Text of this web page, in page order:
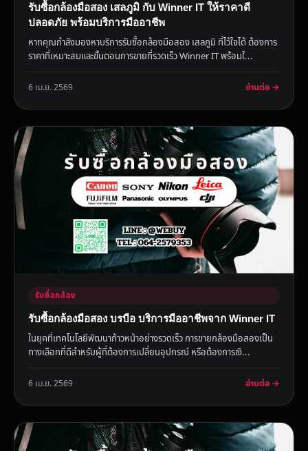
รับซื้อกล้องมือสอง เสลภูมิ กับ Winner IT ให้ราคาดี
ปลอดภัย พร้อมบริการมืออาชีพ
หากคุณกำลังมองหาบริการรับซื้อกล้องมือสอง เสลภูมิ ที่ไว้ใจได้ ต้องการ
ราคาที่เหมาะสมและขั้นตอนการขายที่รวดเร็ว Winner IT พร้อมใ...
6 เม.ย. 2569 อ่านต่อ →
รับซื้อกล้อง
รับซื้อกล้องมือสอง บรบือ บริการมืออาชีพจาก Winner IT
ในยุคที่เทคโนโลยีพัฒนาก้าวหน้าอย่างรวดเร็ว การขายกล้องมือสองเป็น
ทางเลือกที่ดีสำหรับผู้ที่ต้องการเปลี่ยนอุปกรณ์ หรือต้องการเงิ...
6 เม.ย. 2569 อ่านต่อ →